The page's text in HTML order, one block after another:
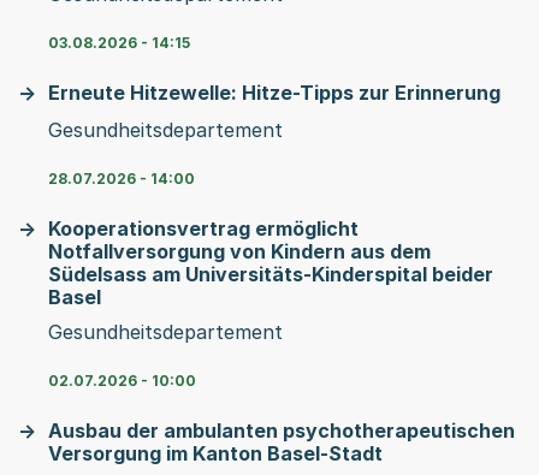
03.08.2026 - 14:15
Erneute Hitzewelle: Hitze-Tipps zur Erinnerung
Gesundheitsdepartement
28.07.2026 - 14:00
Kooperationsvertrag ermöglicht
Notfallversorgung von Kindern aus dem
Südelsass am Universitäts-Kinderspital beider
Basel
Gesundheitsdepartement
02.07.2026 - 10:00
Ausbau der ambulanten psychotherapeutischen
Versorgung im Kanton Basel-Stadt